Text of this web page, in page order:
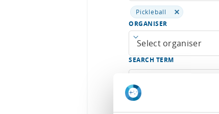
Pickleball
ORGANISER
Open menu
SEARCH TERM